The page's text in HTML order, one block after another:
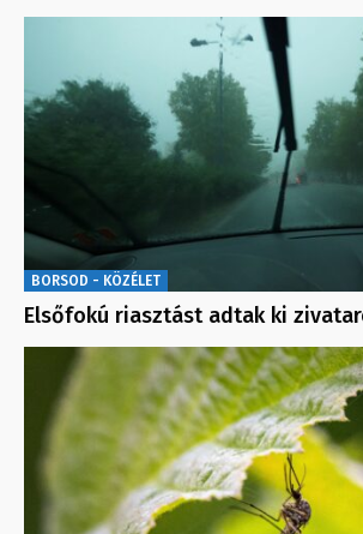
BORSOD - KÖZÉLET
Elsőfokú riasztást adtak ki